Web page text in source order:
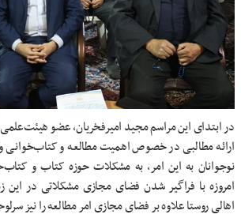
در ابتدای این مراسم مجید امیرفخریان، عضو
ارائه مطالبی در خصوص اهمیت مطالعه و کتاب‌خوانی و
نوجوانان به این امر، به مشکلات حوزه کتاب و
امروزه با فراگیر شدن فضای مجازی مشکلاتی در این
اهالی روستا علاوه بر فضای مجازی امر مطالعه را نیز